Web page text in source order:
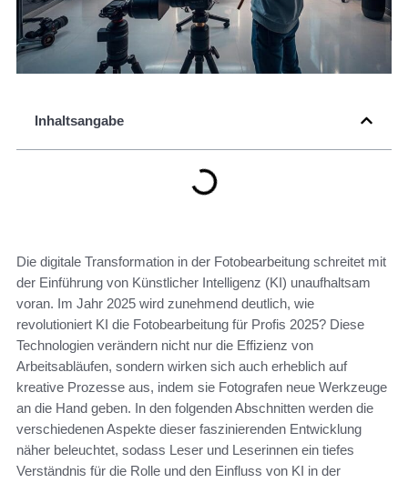
Inhaltsangabe
Die digitale Transformation in der Fotobearbeitung schreitet mit
der Einführung von Künstlicher Intelligenz (KI) unaufhaltsam
voran. Im Jahr 2025 wird zunehmend deutlich, wie
revolutioniert KI die Fotobearbeitung für Profis 2025? Diese
Technologien verändern nicht nur die Effizienz von
Arbeitsabläufen, sondern wirken sich auch erheblich auf
kreative Prozesse aus, indem sie Fotografen neue Werkzeuge
an die Hand geben. In den folgenden Abschnitten werden die
verschiedenen Aspekte dieser faszinierenden Entwicklung
näher beleuchtet, sodass Leser und Leserinnen ein tiefes
Verständnis für die Rolle und den Einfluss von KI in der